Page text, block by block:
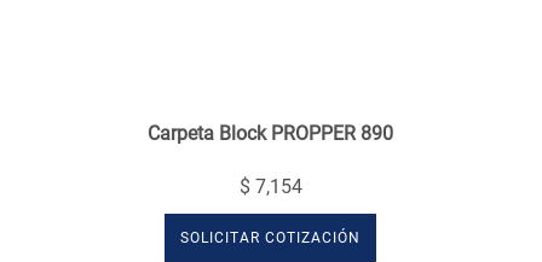
Carpeta Block PROPPER 890
$ 7,154
SOLICITAR COTIZACIÓN